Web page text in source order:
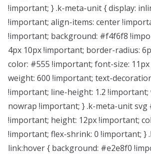
!important; } .k-meta-unit { display:
!important; align-items: center
!important; background: #f4f6f8
4px 10px !important; border-radius:
color: #555 !important; font-size:
weight: 600 !important; text-
!important; line-height: 1.2 !important;
nowrap !important; } .k-meta-unit svg
!important; height: 12px !important;
!important; flex-shrink: 0 !important; }
link:hover { background: #e2e8f0